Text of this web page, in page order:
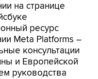
на странице
ресурс
Meta Platforms –
консультации
и Европейской
руководства